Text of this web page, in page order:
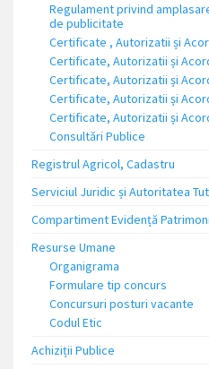
Regulament privind
de publicitate
Certificate , Autorizatii și
Certificate, Autorizatii și
Certificate, Autorizatii și
Certificate, Autorizatii și
Certificate, Autorizatii și
Consultări Publice
Registrul Agricol, Cadastru
Serviciul Juridic și Autoritatea
Compartiment Evidență
Resurse Umane
Organigrama
Formulare tip concurs
Concursuri posturi vacante
Codul Etic
Achiziții Publice